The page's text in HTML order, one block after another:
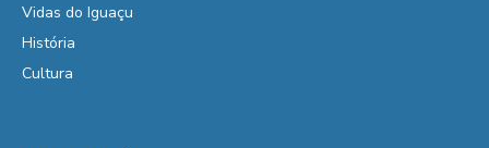
Vidas do Iguaçu
História
Cultura